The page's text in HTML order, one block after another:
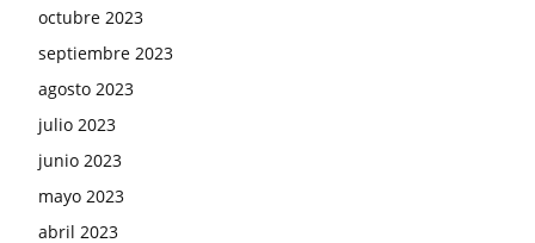
octubre 2023
septiembre 2023
agosto 2023
julio 2023
junio 2023
mayo 2023
abril 2023